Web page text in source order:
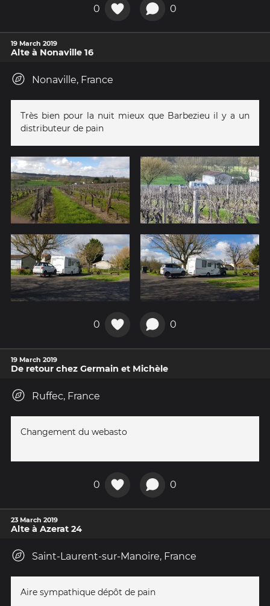
0 0
19 March 2019
Alte à Nonaville 16
Nonaville, France
Très bien pour la nuit mieux que Barbezieu il y a un
distributeur de pain
0 0
19 March 2019
De retour chez Germain et Michèle
Ruffec, France
Changement du webasto
0 0
23 March 2019
Alte à Azerat 24
Saint-Laurent-sur-Manoire, France
Aire sympathique dépôt de pain